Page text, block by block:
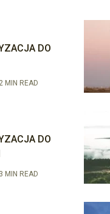
DO
2 MIN READ
DO
3 MIN READ